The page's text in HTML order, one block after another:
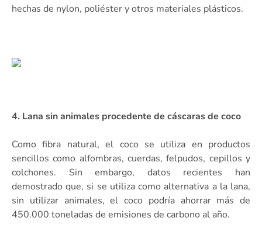
hechas de nylon, poliéster y otros materiales plásticos.
4. Lana sin animales procedente de cáscaras de coco
Como fibra natural, el coco se utiliza en productos
sencillos como alfombras, cuerdas, felpudos, cepillos y
colchones. Sin embargo, datos recientes han
demostrado que, si se utiliza como alternativa a la lana,
sin utilizar animales, el coco podría ahorrar más de
450.000 toneladas de emisiones de carbono al año.